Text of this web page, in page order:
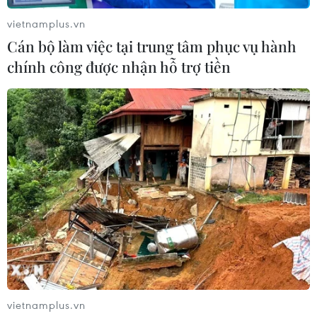
vietnamplus.vn
Cán bộ làm việc tại trung tâm phục vụ hành
chính công được nhận hỗ trợ tiền
vietnamplus.vn